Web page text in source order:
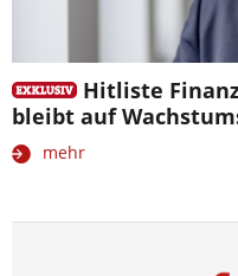
Hitliste
bleibt auf
mehr